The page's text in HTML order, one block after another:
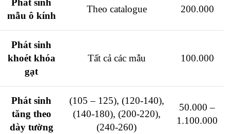
Phát sinh
mẫu ô kính
Theo catalogue 200.000
Phát sinh
khoét khóa
gạt
Tất cả các mẫu 100.000
Phát sinh
tăng theo
dày tường
(105 – 125), (120-140),
(140-180), (200-220),
(240-260)
50.000 –
1.100.000